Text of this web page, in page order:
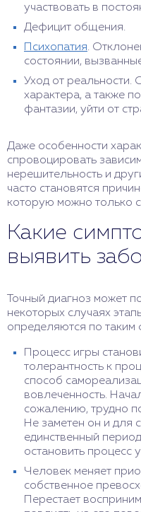
участвовать в
Дефицит общения.
Психопатия.
состоянии,
Уход от реальности.
характера, а также
фантазии, уйти от
Даже особенности
спровоцировать
нерешительность и
часто становятся
которую можно только
Какие
выявить
Точный диагноз может
некоторых случаях
определяются по таким
Процесс игры
толерантность к
способ
вовлеченность.
сожалению, трудно
Не заметен он и для
единственный
остановить процесс
Человек меняет
собственное
Перестает